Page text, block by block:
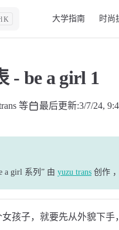
K 大学指南 时尚
- be a girl 1
等 最后更新:3/7/24,
a girl 系列” 由 yuzu trans 创作
孩子，就要先从外貌下手